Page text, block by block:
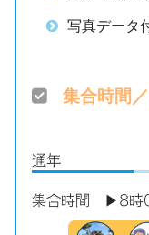
写真データ
集合時間
通年
集合時間 ▶8時